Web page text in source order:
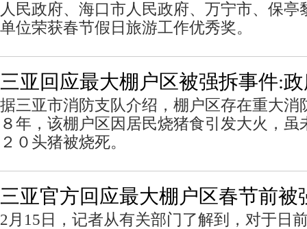
人民政府、海口市人民政府、万宁市、保亭
单位荣获春节假日旅游工作优秀奖。
三亚回应最大棚户区被强拆事件:
据三亚市消防支队介绍，棚户区存在重大消
８年，该棚户区因居民烧猪食引发大火，虽
２０头猪被烧死。
三亚官方回应最大棚户区春节前被
2月15日，记者从有关部门了解到，对于日